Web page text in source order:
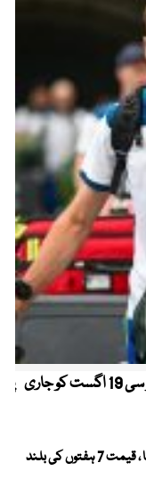
کیریبین پریمیئر لیگ ، قومی کرکٹرز کو این او سی 19 اگست کو جاری
عالمی مارکیٹ میں سونا مزید مہنگا ، قیمت 7 ہفتوں کی بلند